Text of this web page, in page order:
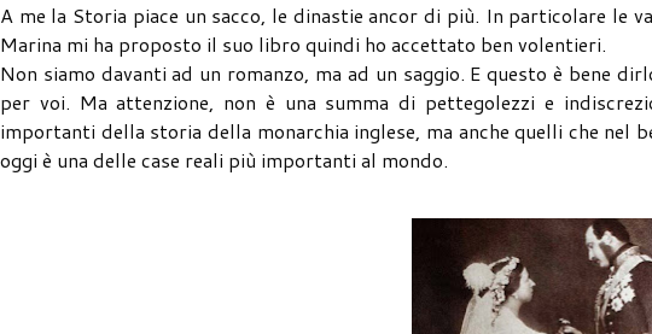
A me la Storia piace un sacco, le dinastie ancor di più. In particolare le
Marina mi ha proposto il suo libro quindi ho accettato ben volentieri.
Non siamo davanti ad un romanzo, ma ad un saggio. E questo è bene
per voi. Ma attenzione, non è una summa di pettegolezzi e
importanti della storia della monarchia inglese, ma anche quelli che nel
oggi è una delle case reali più importanti al mondo.